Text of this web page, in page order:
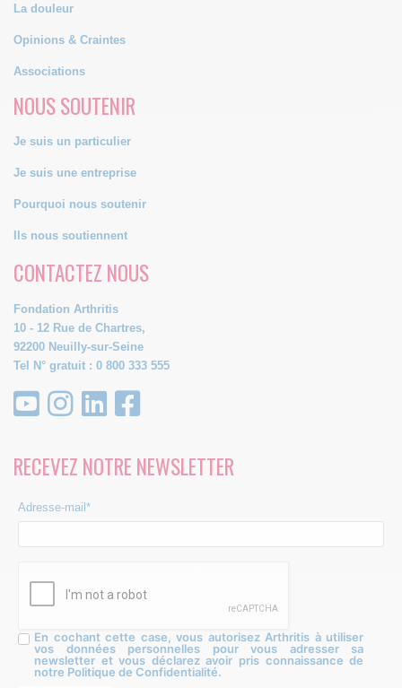
La douleur
Opinions & Craintes
Associations
NOUS SOUTENIR
Je suis un particulier
Je suis une entreprise
Pourquoi nous soutenir
Ils nous soutiennent
CONTACTEZ NOUS
Fondation Arthritis
10 - 12 Rue de Chartres,
92200 Neuilly-sur-Seine
Tel N° gratuit : 0 800 333 555
RECEVEZ NOTRE NEWSLETTER
Adresse-mail*
En cochant cette case, vous autorisez Arthritis à utiliser
vos données personnelles pour vous adresser sa
newsletter et vous déclarez avoir pris connaissance de
notre Politique de Confidentialité.